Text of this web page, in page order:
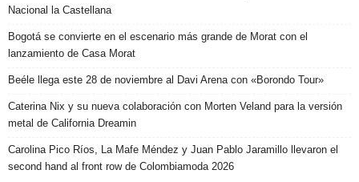
Nacional la Castellana
Bogotá se convierte en el escenario más grande de Morat con el
lanzamiento de Casa Morat
Beéle llega este 28 de noviembre al Davi Arena con «Borondo Tour»
Caterina Nix y su nueva colaboración con Morten Veland para la versión
metal de California Dreamin
Carolina Pico Ríos, La Mafe Méndez y Juan Pablo Jaramillo llevaron el
second hand al front row de Colombiamoda 2026